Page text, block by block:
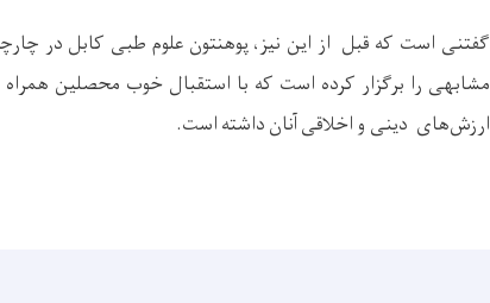
گفتنی است که قبل از این نیز، پوهنتون علوم طبی کابل در
مشابهی را برگزار کرده است که با استقبال خوب محصلین
ارزش‌های دینی و اخلاقی آنان داشته است.